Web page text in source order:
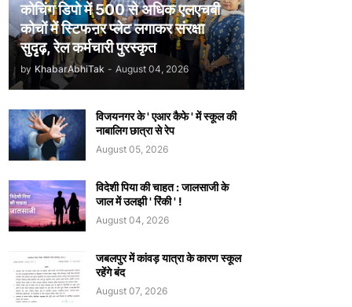
कोचिंग डिपो में 500 से अधिक एलएचबी
कोचों में स्टिफऩर प्लेट लगाकर संरक्षा
सुदृढ़, रेल कर्मचारी पुरस्कृत
by KhabarAbhiTak - August 04, 2026
विजयनगर के ' एआर कैफे ' में स्कूल की
नाबालिग छात्रा से रेप
August 05, 2026
विदेशी पिया की चाहत : जालसाजी के
जाल में उलझी ' रिंकी ' !
August 04, 2026
जबलपुर में कांवड़ यात्रा के कारण स्कूल
रहेंगे बंद
August 07, 2026